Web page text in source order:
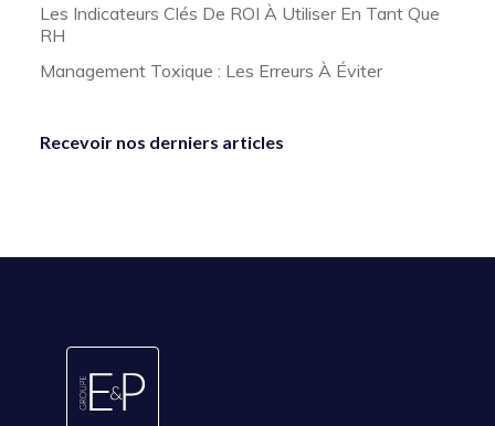
Les Indicateurs Clés De ROI À Utiliser En Tant Que
RH
Management Toxique : Les Erreurs À Éviter
Recevoir nos derniers articles